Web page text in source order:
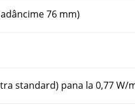
76 mm)
standard) pana la 0,77 W/